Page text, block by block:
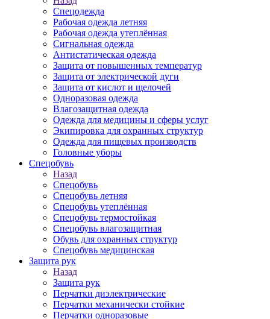
Спецодежда
Рабочая одежда летняя
Рабочая одежда утеплённая
Сигнальная одежда
Антистатическая одежда
Защита от повышенных температур
Защита от электрической дуги
Защита от кислот и щелочей
Одноразовая одежда
Влагозащитная одежда
Одежда для медицины и сферы услуг
Экипировка для охранных структур
Одежда для пищевых производств
Головные уборы
Спецобувь
Назад
Спецобувь
Спецобувь летняя
Спецобувь утеплённая
Спецобувь термостойкая
Спецобувь влагозащитная
Обувь для охранных структур
Спецобувь медицинская
Защита рук
Назад
Защита рук
Перчатки диэлектрические
Перчатки механически стойкие
Перчатки одноразовые